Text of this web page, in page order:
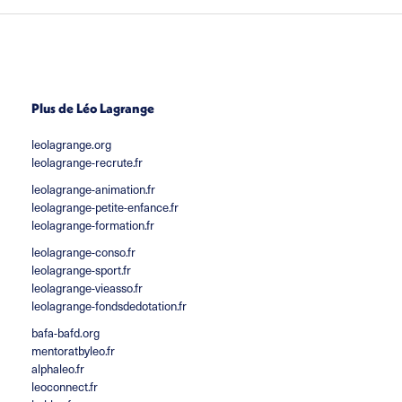
Plus de Léo Lagrange
leolagrange.org
leolagrange-recrute.fr
leolagrange-animation.fr
leolagrange-petite-enfance.fr
leolagrange-formation.fr
leolagrange-conso.fr
leolagrange-sport.fr
leolagrange-vieasso.fr
leolagrange-fondsdedotation.fr
bafa-bafd.org
mentoratbyleo.fr
alphaleo.fr
leoconnect.fr